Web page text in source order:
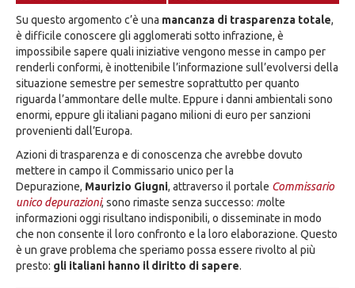
Su questo argomento c’è una mancanza di trasparenza totale,
è difficile conoscere gli agglomerati sotto infrazione, è
impossibile sapere quali iniziative vengono messe in campo per
renderli conformi, è inottenibile l’informazione sull’evolversi della
situazione semestre per semestre soprattutto per quanto
riguarda l’ammontare delle multe. Eppure i danni ambientali sono
enormi, eppure gli italiani pagano milioni di euro per sanzioni
provenienti dall’Europa.
Azioni di trasparenza e di conoscenza che avrebbe dovuto
mettere in campo il Commissario unico per la
Depurazione, Maurizio Giugni, attraverso il portale Commissario
unico depurazioni, sono rimaste senza successo: molte
informazioni oggi risultano indisponibili, o disseminate in modo
che non consente il loro confronto e la loro elaborazione. Questo
è un grave problema che speriamo possa essere rivolto al più
presto: gli italiani hanno il diritto di sapere.